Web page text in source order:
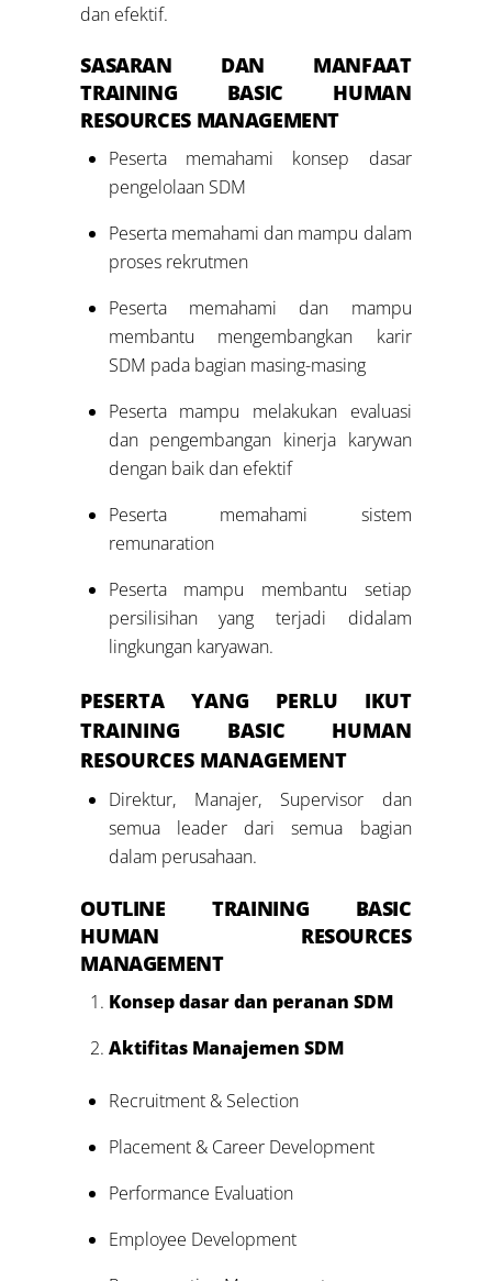
dan efektif.
SASARAN DAN MANFAAT
TRAINING BASIC HUMAN
RESOURCES MANAGEMENT
Peserta memahami konsep dasar
pengelolaan SDM
Peserta memahami dan mampu dalam
proses rekrutmen
Peserta memahami dan mampu
membantu mengembangkan karir
SDM pada bagian masing-masing
Peserta mampu melakukan evaluasi
dan pengembangan kinerja karywan
dengan baik dan efektif
Peserta memahami sistem
remunaration
Peserta mampu membantu setiap
persilisihan yang terjadi didalam
lingkungan karyawan.
PESERTA YANG PERLU IKUT
TRAINING BASIC HUMAN
RESOURCES MANAGEMENT
Direktur, Manajer, Supervisor dan
semua leader dari semua bagian
dalam perusahaan.
OUTLINETRAINING BASIC
HUMAN RESOURCES
MANAGEMENT
Konsep dasar dan peranan SDM
Aktifitas Manajemen SDM
Recruitment & Selection
Placement & Career Development
Performance Evaluation
Employee Development